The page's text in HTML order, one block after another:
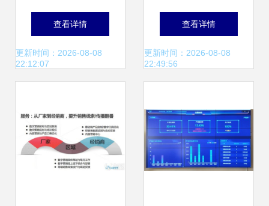
大数据服务的新时
代
查看详情
更新时间：2026-08-08
22:12:07
发展 中创以自主创
新驱动节能数据服
查看详情
更新时间：2026-08-08
22:49:56